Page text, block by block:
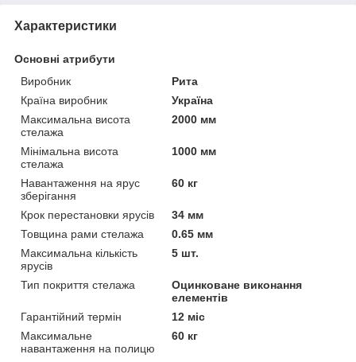
Характеристики
Основні атрибути
Виробник
Рита
Країна виробник
Україна
Максимальна висота
стелажа
2000 мм
Мінімальна висота
стелажа
1000 мм
Навантаження на ярус
зберігання
60 кг
Крок перестановки ярусів
34 мм
Товщина рами стелажа
0.65 мм
Максимальна кількість
ярусів
5 шт.
Тип покриття стелажа
Оцинковане виконання
елементів
Гарантійний термін
12 міс
Максимальне
навантаження на полицю
60 кг